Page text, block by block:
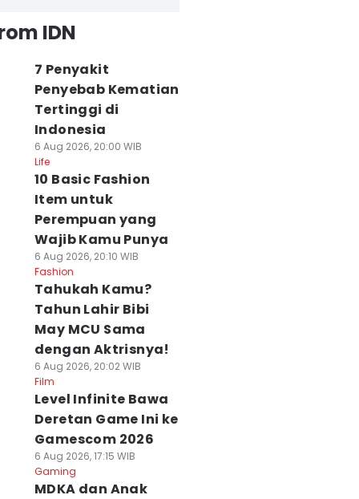
IDN
7 Penyakit
Penyebab Kematian
Tertinggi di
Indonesia
6 Aug 2026, 20:00 WIB
Life
10 Basic Fashion
Item untuk
Perempuan yang
Wajib Kamu Punya
6 Aug 2026, 20:10 WIB
Fashion
Tahukah Kamu?
Tahun Lahir Bibi
May MCU Sama
dengan Aktrisnya!
6 Aug 2026, 20:02 WIB
Film
Level Infinite Bawa
Deretan Game Ini ke
Gamescom 2026
6 Aug 2026, 17:15 WIB
Gaming
MDKA dan Anak